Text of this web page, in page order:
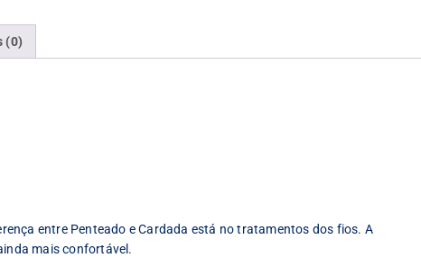
(0)
entre Penteado e Cardada está no tratamentos dos fios. A
mais confortável.